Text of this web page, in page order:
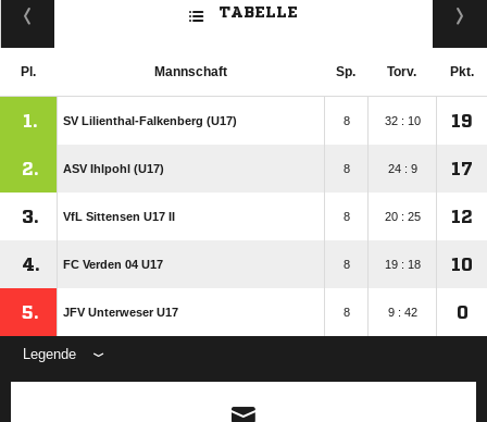
TABELLE
Pl. Mannschaft Sp. Torv. Pkt.
1. SV Lilienthal-Falkenberg (U17) 8 32 : 10 19
2. ASV Ihlpohl (U17) 8 24 : 9 17
3. VfL Sittensen U17 II 8 20 : 25 12
4. FC Verden 04 U17 8 19 : 18 10
5. JFV Unterweser U17 8 9 : 42 0
Legende
ANZEIGE